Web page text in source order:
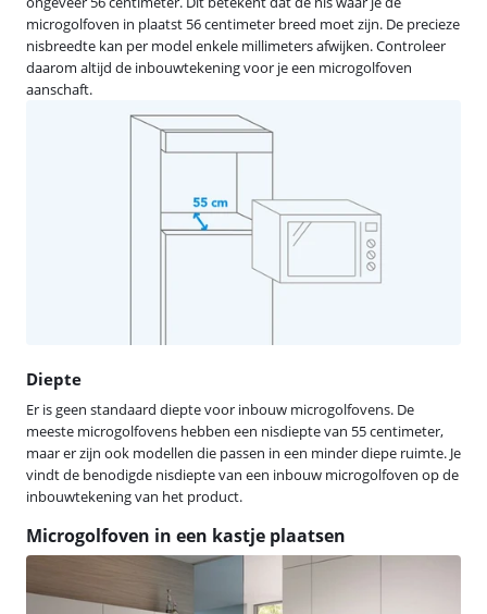
microgolfoven in plaatst 56 centimeter breed moet zijn. De precieze
nisbreedte kan per model enkele millimeters afwijken. Controleer
daarom altijd de inbouwtekening voor je een microgolfoven
aanschaft.
Diepte
Er is geen standaard diepte voor inbouw microgolfovens. De
meeste microgolfovens hebben een nisdiepte van 55 centimeter,
maar er zijn ook modellen die passen in een minder diepe ruimte. Je
vindt de benodigde nisdiepte van een inbouw microgolfoven op de
inbouwtekening van het product.
Microgolfoven in een kastje plaatsen